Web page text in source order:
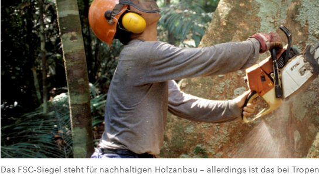
Das FSC-Siegel steht für nachhaltigen Holzanbau – allerdings ist das bei